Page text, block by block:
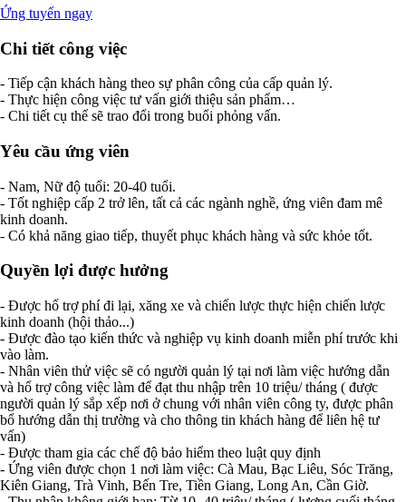
Ứng tuyển ngay
Chi tiết công việc
- Tiếp cận khách hàng theo sự phân công của cấp quản lý.
- Thực hiện công việc tư vấn giới thiệu sản phẩm…
- Chi tiết cụ thể sẽ trao đổi trong buổi phỏng vấn.
Yêu cầu ứng viên
- Nam, Nữ độ tuổi: 20-40 tuổi.
- Tốt nghiệp cấp 2 trở lên, tất cả các ngành nghề, ứng viên đam mê
kinh doanh.
- Có khả năng giao tiếp, thuyết phục khách hàng và sức khỏe tốt.
Quyền lợi được hưởng
- Được hổ trợ phí đi lại, xăng xe và chiến lược thực hiện chiến lược
kinh doanh (hội thảo...)
- Được đào tạo kiến thức và nghiệp vụ kinh doanh miễn phí trước khi
vào làm.
- Nhân viên thử việc sẽ có người quản lý tại nơi làm việc hướng dẫn
và hổ trợ công việc làm để đạt thu nhập trên 10 triệu/ tháng ( được
người quản lý sắp xếp nơi ở chung với nhân viên công ty, được phân
bổ hướng dẫn thị trường và cho thông tin khách hàng để liên hệ tư
vấn)
- Được tham gia các chế độ bảo hiểm theo luật quy định
- Ứng viên được chọn 1 nơi làm việc: Cà Mau, Bạc Liêu, Sóc Trăng,
Kiên Giang, Trà Vinh, Bến Tre, Tiền Giang, Long An, Cần Giờ.